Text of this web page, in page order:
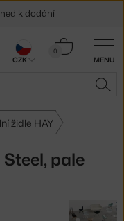
MENU
0
Košík
židle HAY
pale
k dodání
CZK